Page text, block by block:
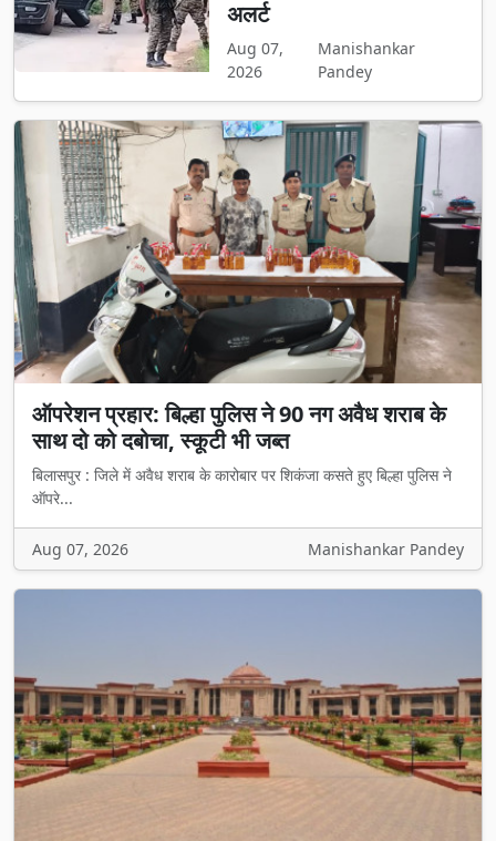
अलर्ट
Aug 07,
2026
Manishankar
Pandey
ऑपरेशन प्रहार: बिल्हा पुलिस ने 90 नग अवैध शराब के
साथ दो को दबोचा, स्कूटी भी जब्त
बिलासपुर : जिले में अवैध शराब के कारोबार पर शिकंजा कसते हुए बिल्हा पुलिस ने
ऑपरे...
Aug 07, 2026 Manishankar Pandey